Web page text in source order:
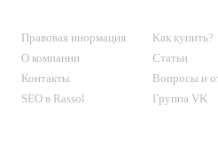
Правовая инормация
О компании
Контакты
SEO в Rassol
Как купить?
Статьи
Вопросы и
Группа VK